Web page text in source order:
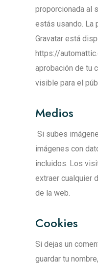
proporcionada al
estás usando. La
Gravatar está
https://
aprobación de tu
visible para el
Medios
Si subes
imágenes con
incluidos. Los
extraer cualquier
de la web.
Cookies
Si dejas un
guardar tu